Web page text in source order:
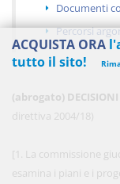
Documenti
Percorsi
(abrogato) DECISIONI
direttiva 2004/18)
[1. La commissione
esamina i piani e i
ACQUISTA ORA
tutto il sito!